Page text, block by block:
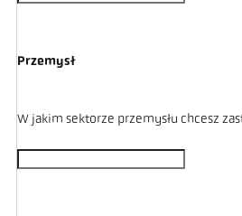
Przemysł
W jakim sektorze przemysłu chcesz